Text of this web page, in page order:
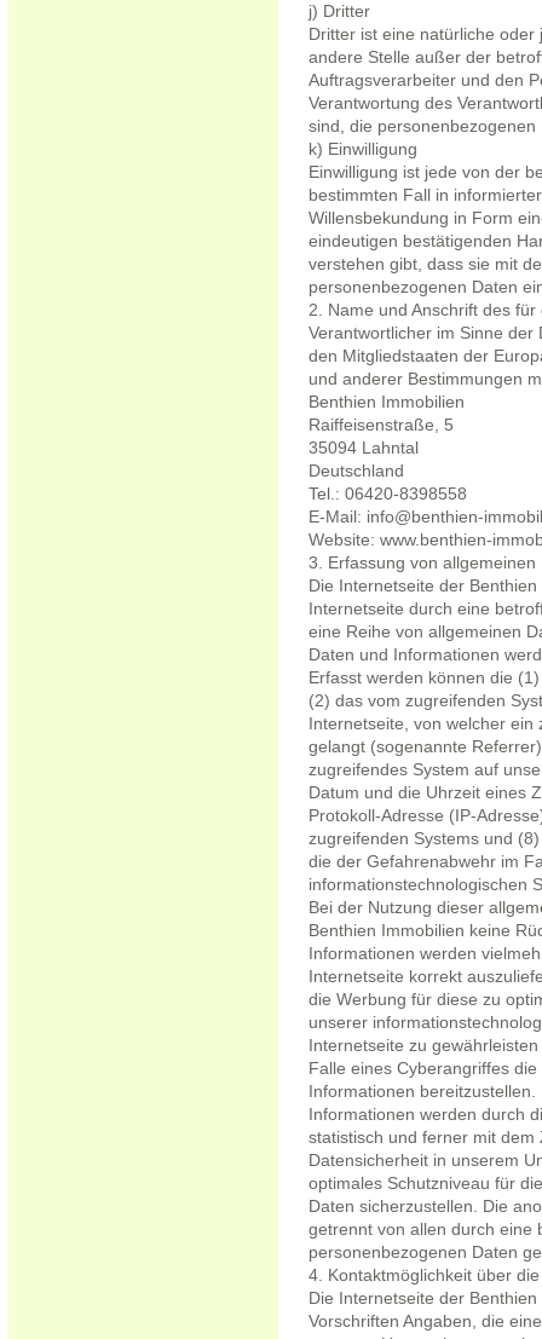
j) Dritter
Dritter ist eine natürliche
andere Stelle außer der
Auftragsverarbeiter und den
Verantwortung des
sind, die
k) Einwilligung
Einwilligung ist jede von der
bestimmten Fall in
Willensbekundung in Form
eindeutigen bestätigenden
verstehen gibt, dass sie mit
personenbezogenen Daten
2. Name und Anschrift des
Verantwortlicher im Sinne
den Mitgliedstaaten der
und anderer Bestimmungen
Benthien Immobilien
Raiffeisenstraße, 5
35094 Lahntal
Deutschland
Tel.: 06420-8398558
E-Mail: info@benthien-
Website: www.benthien-
3. Erfassung von
Die Internetseite der
Internetseite durch eine
eine Reihe von allgemeinen
Daten und Informationen
Erfasst werden können die
(2) das vom zugreifenden
Internetseite, von welcher
gelangt (sogenannte
zugreifendes System auf
Datum und die Uhrzeit eines
Protokoll-Adresse (IP-
zugreifenden Systems und
die der Gefahrenabwehr im
informationstechnologischen
Bei der Nutzung dieser
Benthien Immobilien keine
Informationen werden
Internetseite korrekt
die Werbung für diese zu
unserer
Internetseite zu
Falle eines Cyberangriffes
Informationen
Informationen werden durch
statistisch und ferner mit
Datensicherheit in unserem
optimales Schutzniveau für
Daten sicherzustellen. Die
getrennt von allen durch eine
personenbezogenen Daten
4. Kontaktmöglichkeit über
Die Internetseite der
Vorschriften Angaben, die